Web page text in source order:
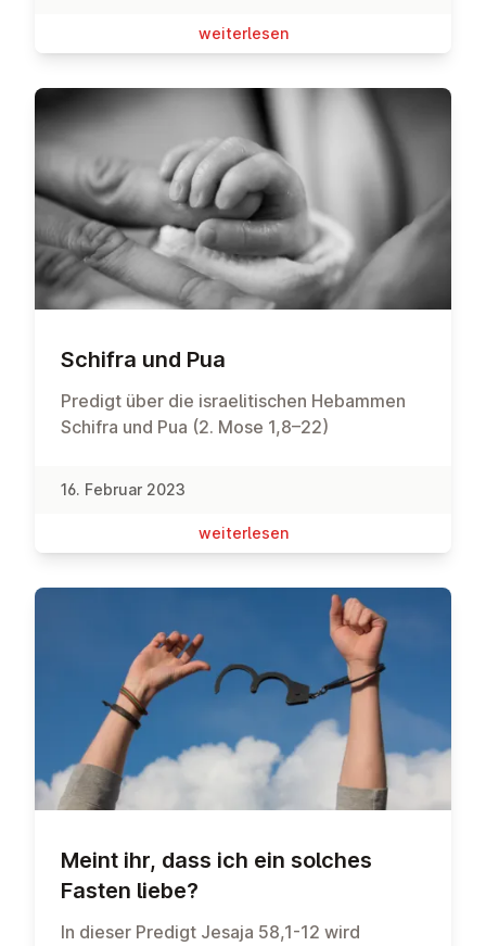
wei­ter­le­sen
Schifra und Pua
Predigt über die israelitischen Hebammen
Schifra und Pua (2. Mose 1,8–22)
16. Februar 2023
wei­ter­le­sen
Meint ihr, dass ich ein solches
Fasten liebe?
In dieser Predigt Jesaja 58,1-12 wird